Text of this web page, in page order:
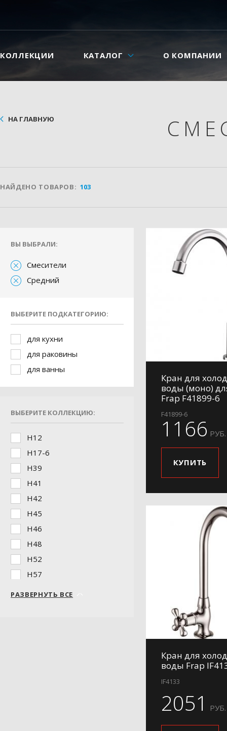
КОЛЛЕКЦИИ КАТАЛОГ О КОМПАНИИ
НА ГЛАВНУЮ
НАЙДЕНО ТОВАРОВ: 103
ВЫ ВЫБРАЛИ:
Смесители
Средний
ВЫБЕРИТЕ ПОДКАТЕГОРИЮ:
для кухни
для раковины
для ванны
ВЫБЕРИТЕ КОЛЛЕКЦИЮ:
H12
H17-6
H39
H41
H42
H45
H46
H48
H52
H57
РАЗВЕРНУТЬ ВСЕ
Кран для
воды (моно)
Frap F41899-6
F41899-6
1166 РУБ.
КУПИТЬ
Кран для
воды Frap
IF4133
2051 РУБ.